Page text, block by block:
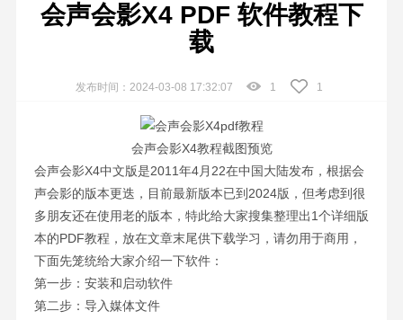
会声会影X4 PDF 软件教程下
载
发布时间：2024-03-08 17:32:07 1 1
会声会影X4教程截图预览
会声会影X4中文版是2011年4月22在中国大陆发布，根据会
声会影的版本更迭，目前最新版本已到2024版，但考虑到很
多朋友还在使用老的版本，特此给大家搜集整理出1个详细版
本的PDF教程，放在文章末尾供下载学习，请勿用于商用，
下面先笼统给大家介绍一下软件：
第一步：安装和启动软件
第二步：导入媒体文件